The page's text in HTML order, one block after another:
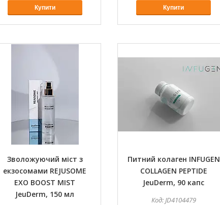
Купити Купити
Зволожуючий міст з
екзосомами REJUSOME
EXO BOOST MIST
JeuDerm, 150 мл
Питний колаген INFUGEN
COLLAGEN PEPTIDE
JeuDerm, 90 капс
JD4104479